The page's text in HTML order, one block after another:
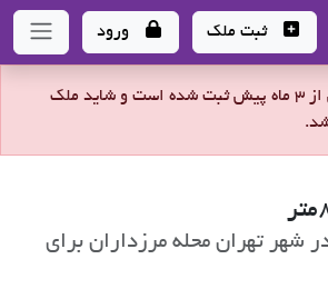
جامع املاک و مشاورین املاک
ثبت ملک ورود
این آگهی بیش از 3 ماه پیش ثبت شده است و شاید ملک
80 متری در شهر تهران محله مرزداران برای